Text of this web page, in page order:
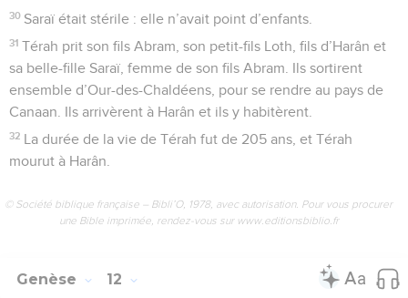
30 Saraï était stérile : elle n’avait point d’enfants.
31 Térah prit son fils Abram, son petit-fils Loth, fils d’Harân et
sa belle-fille Saraï, femme de son fils Abram. Ils sortirent
ensemble d’Our-des-Chaldéens, pour se rendre au pays de
Canaan. Ils arrivèrent à Harân et ils y habitèrent.
32 La durée de la vie de Térah fut de 205 ans, et Térah
mourut à Harân.
© Société biblique française – Bibli’O, 1978, avec autorisation. Pour vous procurer
une Bible imprimée, rendez-vous sur www.editionsbiblio.fr
Genèse 12